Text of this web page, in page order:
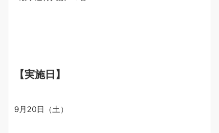
【実施日】
9月20日（土）